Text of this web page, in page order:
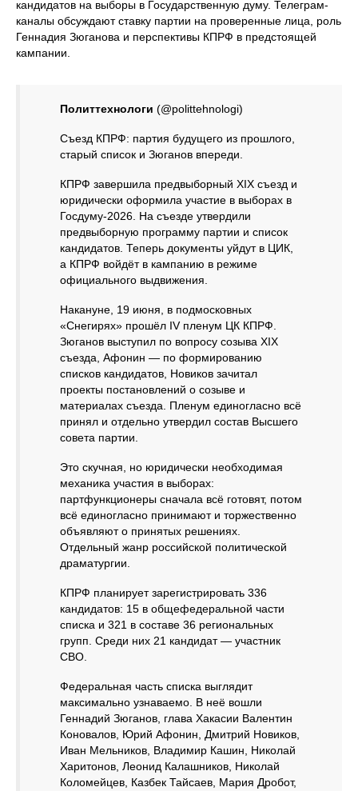
кандидатов на выборы в Государственную думу. Телеграм-
каналы обсуждают ставку партии на проверенные лица, роль
Геннадия Зюганова и перспективы КПРФ в предстоящей
кампании.
Политтехнологи (@polittehnologi)
Съезд КПРФ: партия будущего из прошлого,
старый список и Зюганов впереди.
КПРФ завершила предвыборный XIX съезд и
юридически оформила участие в выборах в
Госдуму-2026. На съезде утвердили
предвыборную программу партии и список
кандидатов. Теперь документы уйдут в ЦИК,
а КПРФ войдёт в кампанию в режиме
официального выдвижения.
Накануне, 19 июня, в подмосковных
«Снегирях» прошёл IV пленум ЦК КПРФ.
Зюганов выступил по вопросу созыва XIX
съезда, Афонин — по формированию
списков кандидатов, Новиков зачитал
проекты постановлений о созыве и
материалах съезда. Пленум единогласно всё
принял и отдельно утвердил состав Высшего
совета партии.
Это скучная, но юридически необходимая
механика участия в выборах:
партфункционеры сначала всё готовят, потом
всё единогласно принимают и торжественно
объявляют о принятых решениях.
Отдельный жанр российской политической
драматургии.
КПРФ планирует зарегистрировать 336
кандидатов: 15 в общефедеральной части
списка и 321 в составе 36 региональных
групп. Среди них 21 кандидат — участник
СВО.
Федеральная часть списка выглядит
максимально узнаваемо. В неё вошли
Геннадий Зюганов, глава Хакасии Валентин
Коновалов, Юрий Афонин, Дмитрий Новиков,
Иван Мельников, Владимир Кашин, Николай
Харитонов, Леонид Калашников, Николай
Коломейцев, Казбек Тайсаев, Мария Дробот,